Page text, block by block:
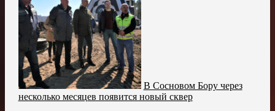
В Сосновом Бору через
несколько месяцев появится новый сквер